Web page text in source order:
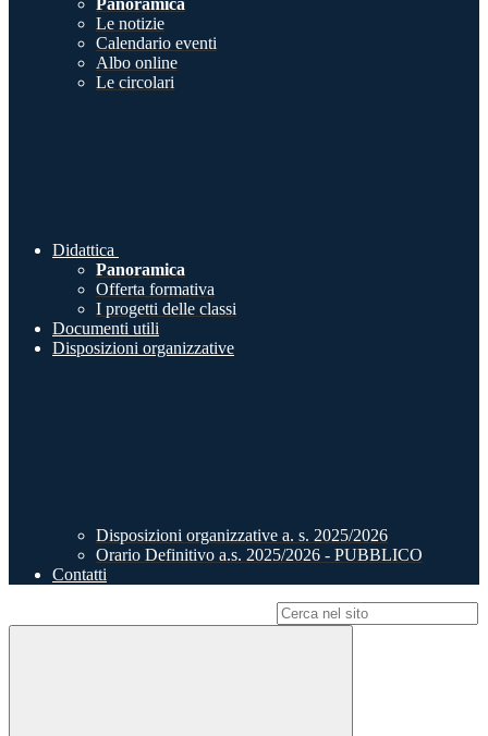
Panoramica
Le notizie
Calendario eventi
Albo online
Le circolari
Didattica
Panoramica
Offerta formativa
I progetti delle classi
Documenti utili
Disposizioni organizzative
Disposizioni organizzative a. s. 2025/2026
Orario Definitivo a.s. 2025/2026 - PUBBLICO
Contatti